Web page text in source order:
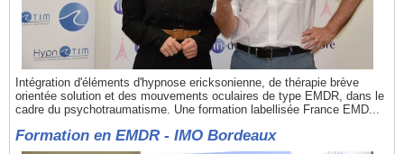
Intégration d'éléments d'hypnose ericksonienne, de thérapie brève
orientée solution et des mouvements oculaires de type EMDR, dans le
cadre du psychotraumatisme. Une formation labellisée France EMD...
Formation en EMDR - IMO Bordeaux